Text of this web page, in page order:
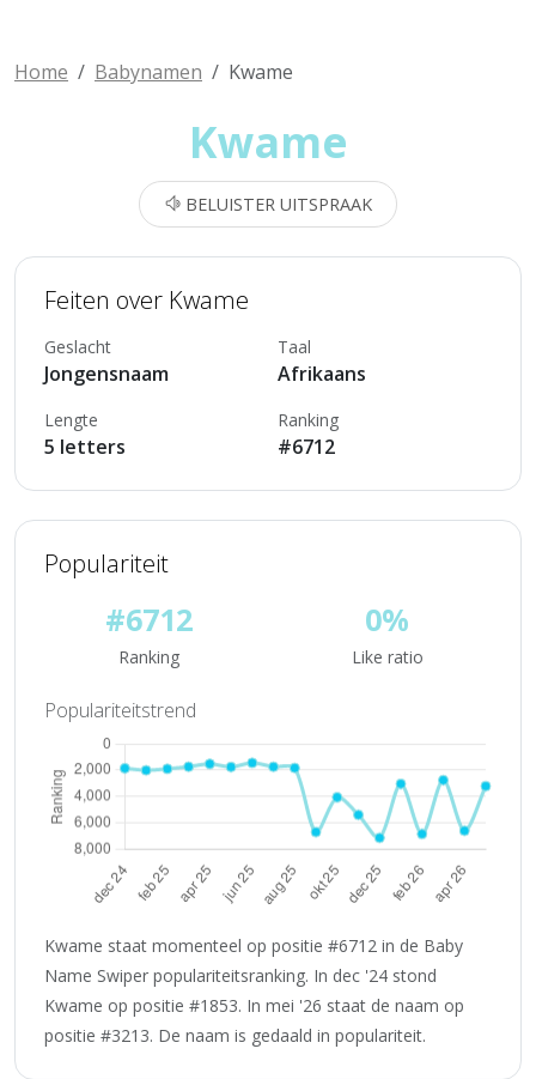
Home Babynamen Kwame
Kwame
BELUISTER UITSPRAAK
Feiten over Kwame
Geslacht
Jongensnaam
Taal
Afrikaans
Lengte
5 letters
Ranking
#6712
Populariteit
#6712
Ranking
0%
Like ratio
Populariteitstrend
Kwame staat momenteel op positie #6712 in de Baby
Name Swiper populariteitsranking. In dec '24 stond
Kwame op positie #1853. In mei '26 staat de naam op
positie #3213. De naam is gedaald in populariteit.